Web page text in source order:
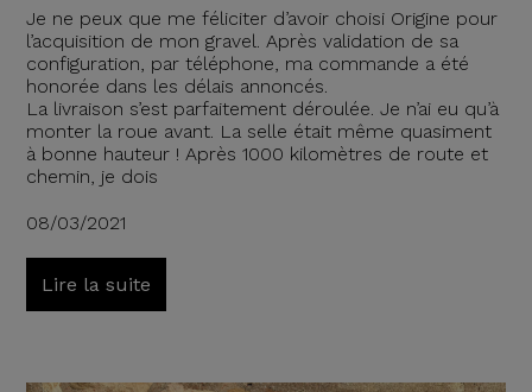
Je ne peux que me féliciter d’avoir choisi Origine pour
l’acquisition de mon gravel. Après validation de sa
configuration, par téléphone, ma commande a été
honorée dans les délais annoncés.
La livraison s’est parfaitement déroulée. Je n’ai eu qu’à
monter la roue avant. La selle était même quasiment
à bonne hauteur ! Après 1000 kilomètres de route et
chemin, je dois
08/03/2021
Lire la suite